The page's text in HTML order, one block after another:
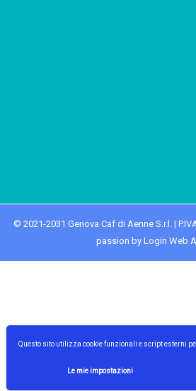
Questo sito utilizza cookie funzionali e script esterni
Le mie impostazioni
© 2021-2031 Genova Caf di Aenne S.r.l. |
passion by Login Web